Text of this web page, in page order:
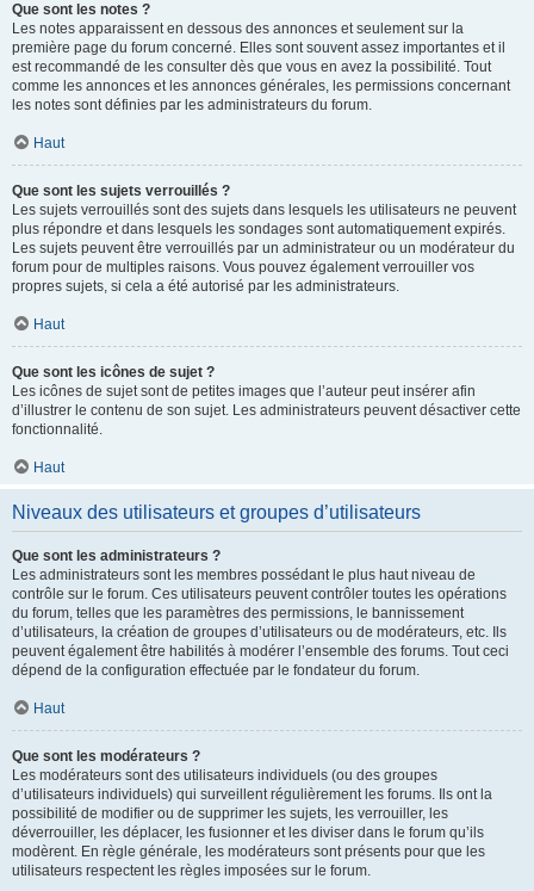
Que sont les notes ?
Les notes apparaissent en dessous des annonces et seulement sur la
première page du forum concerné. Elles sont souvent assez importantes et il
est recommandé de les consulter dès que vous en avez la possibilité. Tout
comme les annonces et les annonces générales, les permissions concernant
les notes sont définies par les administrateurs du forum.
Haut
Que sont les sujets verrouillés ?
Les sujets verrouillés sont des sujets dans lesquels les utilisateurs ne peuvent
plus répondre et dans lesquels les sondages sont automatiquement expirés.
Les sujets peuvent être verrouillés par un administrateur ou un modérateur du
forum pour de multiples raisons. Vous pouvez également verrouiller vos
propres sujets, si cela a été autorisé par les administrateurs.
Haut
Que sont les icônes de sujet ?
Les icônes de sujet sont de petites images que l’auteur peut insérer afin
d’illustrer le contenu de son sujet. Les administrateurs peuvent désactiver cette
fonctionnalité.
Haut
Niveaux des utilisateurs et groupes d’utilisateurs
Que sont les administrateurs ?
Les administrateurs sont les membres possédant le plus haut niveau de
contrôle sur le forum. Ces utilisateurs peuvent contrôler toutes les opérations
du forum, telles que les paramètres des permissions, le bannissement
d’utilisateurs, la création de groupes d’utilisateurs ou de modérateurs, etc. Ils
peuvent également être habilités à modérer l’ensemble des forums. Tout ceci
dépend de la configuration effectuée par le fondateur du forum.
Haut
Que sont les modérateurs ?
Les modérateurs sont des utilisateurs individuels (ou des groupes
d’utilisateurs individuels) qui surveillent régulièrement les forums. Ils ont la
possibilité de modifier ou de supprimer les sujets, les verrouiller, les
déverrouiller, les déplacer, les fusionner et les diviser dans le forum qu’ils
modèrent. En règle générale, les modérateurs sont présents pour que les
utilisateurs respectent les règles imposées sur le forum.